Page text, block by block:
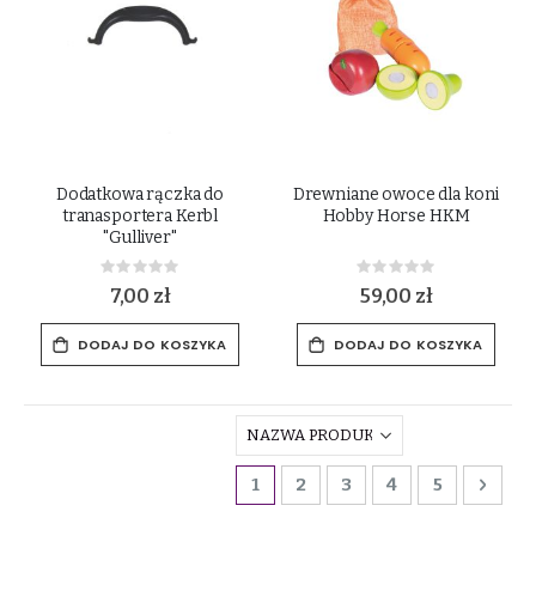
Dodatkowa rączka do
tranasportera Kerbl
"Gulliver"
Rating:
0%
7,00 zł
DODAJ DO KOSZYKA
Drewniane owoce dla koni
Hobby Horse HKM
Rating:
0%
59,00 zł
DODAJ DO KOSZYKA
Strona
Aktualnie czytasz stronę
1 Strona
2 Strona
3 Strona
4 Strona
5 Dalej